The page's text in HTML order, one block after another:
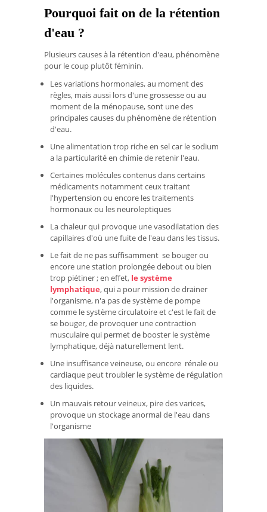
Pourquoi fait on de la rétention
d'eau ?
Plusieurs causes à la rétention d'eau, phénomène
pour le coup plutôt féminin.
Les variations hormonales, au moment des
règles, mais aussi lors d'une grossesse ou au
moment de la ménopause, sont une des
principales causes du phénomène de rétention
d'eau.
Une alimentation trop riche en sel car le sodium
a la particularité en chimie de retenir l'eau.
Certaines molécules contenus dans certains
médicaments notamment ceux traitant
l'hypertension ou encore les traitements
hormonaux ou les neuroleptiques
La chaleur qui provoque une vasodilatation des
capillaires d'où une fuite de l'eau dans les tissus.
Le fait de ne pas suffisamment se bouger ou
encore une station prolongée debout ou bien
trop piétiner ; en effet, le système
lymphatique, qui a pour mission de drainer
l'organisme, n'a pas de système de pompe
comme le système circulatoire et c'est le fait de
se bouger, de provoquer une contraction
musculaire qui permet de booster le système
lymphatique, déjà naturellement lent.
Une insuffisance veineuse, ou encore rénale ou
cardiaque peut troubler le système de régulation
des liquides.
Un mauvais retour veineux, pire des varices,
provoque un stockage anormal de l'eau dans
l'organisme